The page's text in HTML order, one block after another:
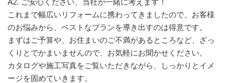
これまで幅広いリフォームに携わってきましたので、お客様
のお悩みから、ベストなプランを導き出すのは得意です。
まずはご予算や、お住まいのご不満があるところなど、ざっ
くりとでかまいませんので、お気軽にお聞かせください。
カタログや施工写真をご覧いただきながら、しっかりとイメ
ージを固めていきます。